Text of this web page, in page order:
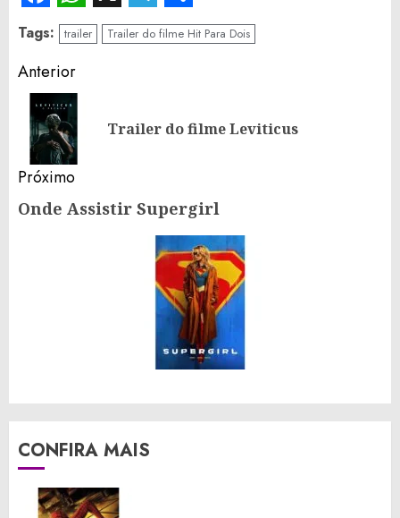
Facebook
WhatsApp
X Telegram
Share
Tags: trailer Trailer do filme Hit Para Dois
Continue
Reading
Anterior
Trailer do filme Leviticus
Próximo
Próximo
Onde Assistir Supergirl
CONFIRA MAIS